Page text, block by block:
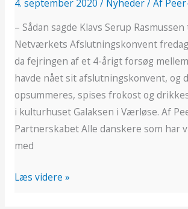
4. september 2020 / Nyheder/ Af
– Sådan sagde Klavs Serup
Netværkets Afslutningskonvent fredag
da fejringen af et 4-årigt forsøg
havde nået sit afslutningskonvent, og
opsummeres, spises frokost og
i kulturhuset Galaksen i Værløse. Af
Partnerskabet Alle danskere som har
med
Læs videre »